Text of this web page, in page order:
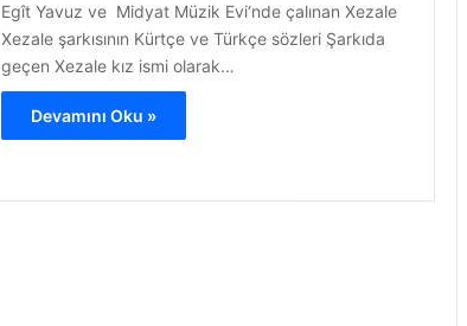
Egît Yavuz ve Midyat Müzik Evi‘nde çalınan Xezale
Xezale şarkısının Kürtçe ve Türkçe sözleri Şarkıda
geçen Xezale kız ismi olarak…
Devamını Oku »